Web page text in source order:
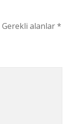
Gerekli alanlar*